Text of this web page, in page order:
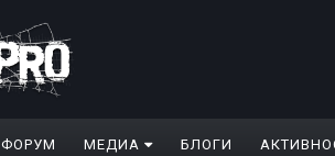
ФОРУМ МЕДИА БЛОГИ